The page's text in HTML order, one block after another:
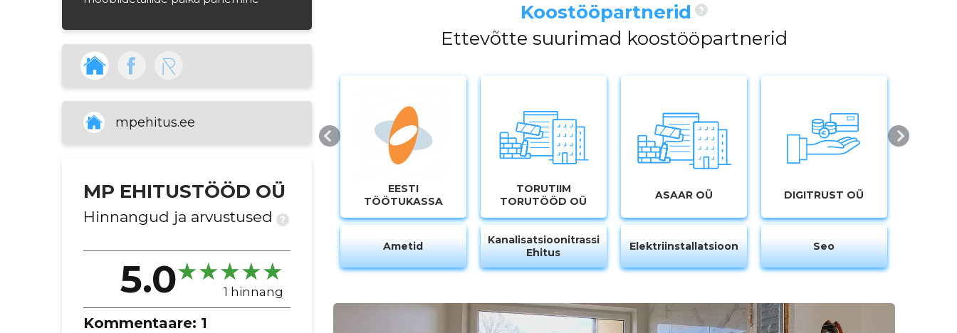
ehitusdetailid
konsultatsioon
välistööd
kapitaalremont
torutööd
tehnika paigaldamine
mööbli montaaž
v'lisviimistlus
katusetööd
siseviimistlus
elektri- ja torutööd
lammutamistööd
mpehitus.ee
MP EHITUSTÖÖD OÜ
Hinnangud ja arvustused ?
5.0 1 hinnang
Kommentaare: 1
Koostööpartnerid ?
Ettevõtte suurimad koostööpartnerid
EESTI
TÖÖTUKASSA
Ametid
TORUTIIM
TORUTÖÖD OÜ
Kanalisatsioonitrasside
Ehitus
ASAAR OÜ
Elektriinstallatsioon
DIGITRUST OÜ
Seo
MUUDA